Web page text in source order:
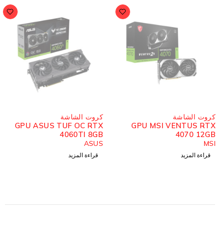
كروت الشاشة
GPU ASUS TUF OC RTX
4060TI 8GB
ASUS
قراءة المزيد
كروت الشاشة
GPU ASUS DUAL RTX
4060TI 8GB OC
ASUS
1,850.00₪